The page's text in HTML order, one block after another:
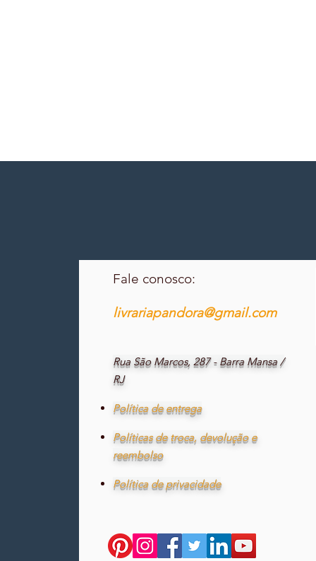
Fale conosco:
livrariapandora@gmail.com
Rua São Marcos, 287 - Barra Mansa /
RJ
Política de entrega
Políticas de troca, devolução e
reembolso
Política de privacidade